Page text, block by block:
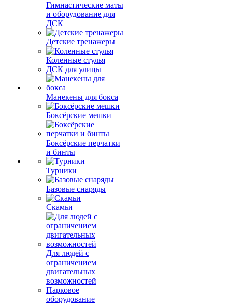
Гимнастические маты
и оборудование для
ДСК
Детские тренажеры
Коленные стулья
ДСК для улицы
Манекены для бокса
Боксёрские мешки
Боксёрские перчатки
и бинты
Турники
Базовые снаряды
Скамьи
Для людей с
ограничением
двигательных
возможностей
Парковое
оборудование